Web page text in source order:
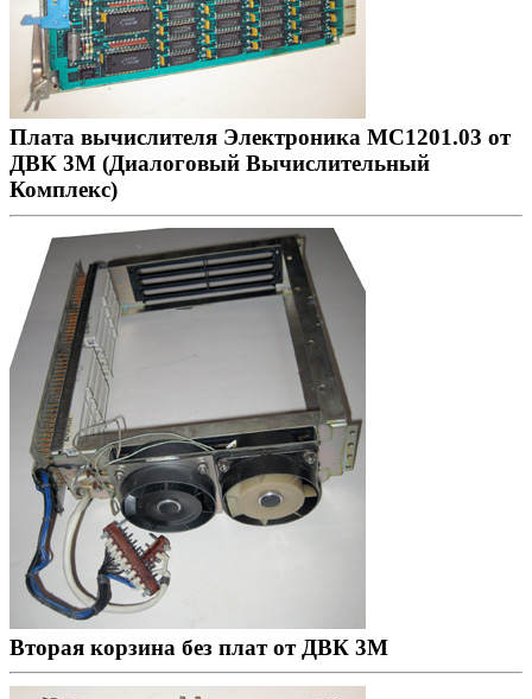
Плата вычислителя Электроника МС1201.03 от
ДВК 3М (Диалоговый Вычислительный
Комплекс)
Вторая корзина без плат от ДВК 3М